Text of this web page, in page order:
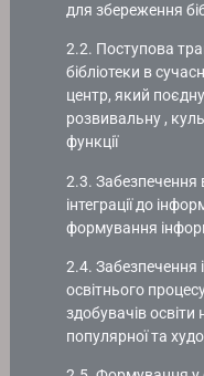
для збереження
2.2. Поступова
бібліотеки в
центр, який
розвивальну ,
функції
2.3. Забезпечення
інтеграції до
формування
2.4. Забезпечення
освітнього
здобувачів
популярної та